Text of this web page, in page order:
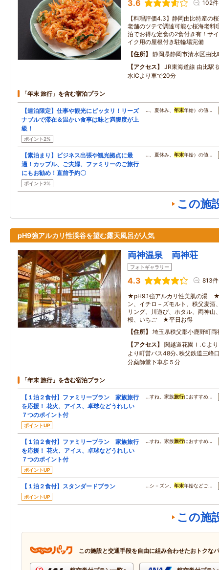
3.6 102件
【料理評価4.3】静岡由比特産の
老舗のツテで調達可能な桜海老料
泊でお得な定食の2食付き有！サ
イク用の屋根付き駐輪場完備
住所
静岡県静岡市清水区由比
アクセス
JR東海道線 由比駅
水ICより車で20分
「年末 旅行」を含む宿泊プラン
【連泊限定】仕事や観光にピッタリ！リーズ
ナブルで滞在＆温かい食事は味と満腹度が上
級！
ポイント2%
…、夏休み、 年末年始）の値…
【素泊まり】ビジネス出張や観光拠点に最
適！カップル、ご夫婦、ファミリーのご旅行
にもお勧め！直前予約〇
ポイント2%
…、夏休み、 年末年始）の値…
この施
pH9強アルカリ性渓谷を望む露天風呂が人気
両神温泉 両神荘
フォトギャラリー
4.3 813件
★pH9.1強アルカリ性美肌の湯 ★
ン、イチロ－ズモルト、秩父麦
リング、川遊び、ホタル、両神山
桜、いちご ★平日お得
住所
埼玉県秩父郡小鹿野町両
アクセス
関越道花園Ｉ.Ｃよ
より町営バス48分､秩父鉄道三峰
分薬師堂下車歩５分
「年末 旅行」を含む宿泊プラン
【１泊２食付】ファミリープラン 家族旅行
を応援！ 花火、アイス、卓球などうれしい
７つのポイント付
ポイントUP
…すね。家族旅行におすすめ…
【１泊２食付】ファミリープラン 家族旅行
を応援！ 花火、アイス、卓球などうれしい
７つのポイント付
ポイントUP
…すね。家族旅行におすすめ…
【１泊２食付】スタンダードプラン
ポイントUP
…シ－ズン、 年末年始などご…
この施
この施設と交通手段を自由に組み合わせたおトクな